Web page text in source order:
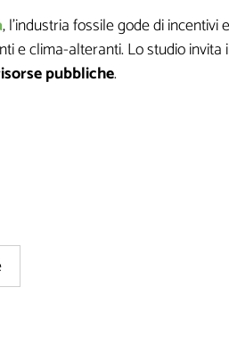
, l’industria fossile gode di incentivi
e clima-alteranti. Lo studio
pubbliche.
non sono
sarebbero utili